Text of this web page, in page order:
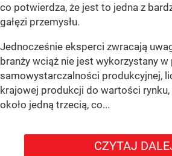
co potwierdza, że jest to jedna z
gałęzi przemysłu.
Jednocześnie eksperci zwracają
branży wciąż nie jest wykorzystany w
samowystarczalności produkcyjnej,
krajowej produkcji do wartości
około jedną trzecią, co...
CZYTAJ